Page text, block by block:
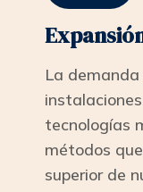
La demanda
tecnologías
métodos
superior de